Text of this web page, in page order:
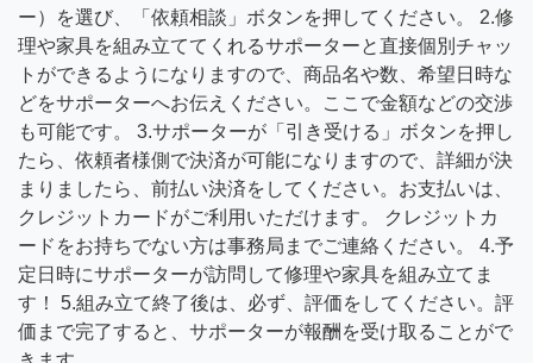
ー）を選び、「依頼相談」ボタンを押してください。 2.修
理や家具を組み立ててくれるサポーターと直接個別チャッ
トができるようになりますので、商品名や数、希望日時な
どをサポーターへお伝えください。ここで金額などの交渉
も可能です。 3.サポーターが「引き受ける」ボタンを押し
たら、依頼者様側で決済が可能になりますので、詳細が決
まりましたら、前払い決済をしてください。お支払いは、
クレジットカードがご利用いただけます。 クレジットカ
ードをお持ちでない方は事務局までご連絡ください。 4.予
定日時にサポーターが訪問して修理や家具を組み立てま
す！ 5.組み立て終了後は、必ず、評価をしてください。評
価まで完了すると、サポーターが報酬を受け取ることがで